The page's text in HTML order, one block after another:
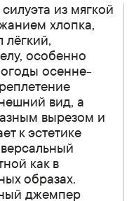
из мягкой
хлопка,
лёгкий,
особенно
осенне-
вид, а
вырезом и
к эстетике
как в
образах.
джемпер